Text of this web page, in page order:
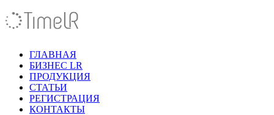
ГЛАВНАЯ
БИЗНЕС LR
ПРОДУКЦИЯ
СТАТЬИ
РЕГИСТРАЦИЯ
КОНТАКТЫ